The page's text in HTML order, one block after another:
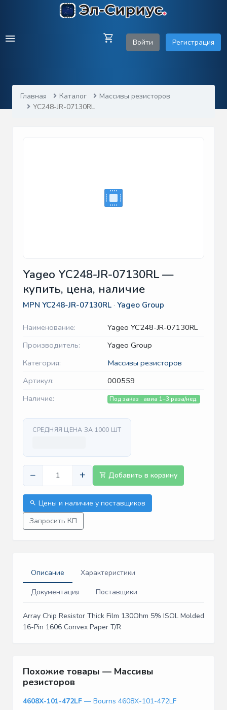
Войти Регистрация
Главная Каталог
Массивы резисторов
YC248-JR-07130RL
Yageo YC248-JR-07130RL —
купить, цена, наличие
MPN YC248-JR-07130RL · Yageo Group
Наименование:
Yageo YC248-JR-07130RL
Производитель:
Yageo Group
Категория:
Массивы резисторов
Артикул:
000559
Наличие:
Под заказ · авиа 1–3 раза/нед.
СРЕДНЯЯ ЦЕНА ЗА 1000 ШТ
− + Добавить в корзину
Цены и наличие у поставщиков
Запросить КП
Описание
Характеристики
Документация
Поставщики
Array Chip Resistor Thick Film 130Ohm 5% ISOL Molded
16-Pin 1606 Convex Paper T/R
Похожие товары — Массивы
резисторов
4608X-101-472LF — Bourns 4608X-101-472LF